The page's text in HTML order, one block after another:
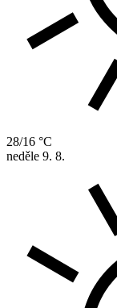
28/16 °C
neděle 9. 8.